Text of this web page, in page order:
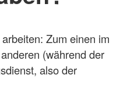
Zum einen im
(während der
also der